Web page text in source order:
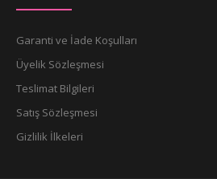
Garanti ve İade Koşulları
Üyelik Sözleşmesi
Teslimat Bilgileri
Satış Sözleşmesi
Gizlilik İlkeleri